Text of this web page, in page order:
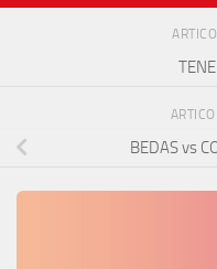
BEDAS vs